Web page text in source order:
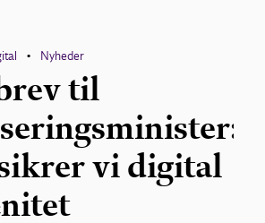
• Nyheder
til
vi digital